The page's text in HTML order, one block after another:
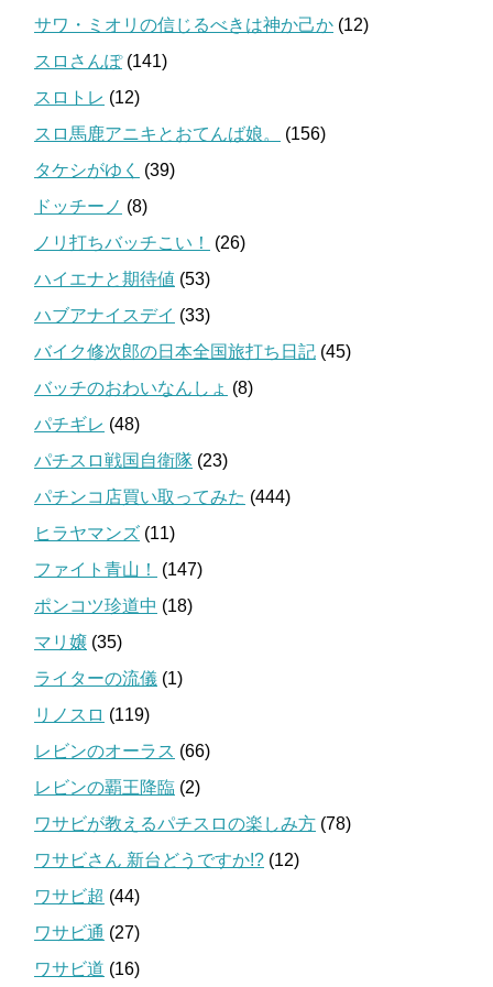
サワ・ミオリの信じるべきは神か己か (12)
スロさんぽ(141)
スロトレ (12)
スロ馬鹿アニキとおてんば娘。
(156)
タケシがゆく
(39)
ドッチーノ (8)
ノリ打ちバッチこい！
(26)
ハイエナと期待値 (53)
ハブアナイスデイ (33)
バイク修次郎の日本全国旅打ち日記 (45)
バッチのおわいなんしょ (8)
パチギレ (48)
パチスロ戦国自衛隊 (23)
パチンコ店買い取ってみた (444)
ヒラヤマンズ (11)
ファイト青山！
(147)
ポンコツ珍道中 (18)
マリ嬢 (35)
ライターの流儀 (1)
リノスロ (119)
レビンのオーラス (66)
レビンの覇王降臨 (2)
ワサビが教えるパチスロの楽しみ方 (78)
ワサビさん 新台どうですか!? (12)
ワサビ超 (44)
ワサビ通 (27)
ワサビ道 (16)